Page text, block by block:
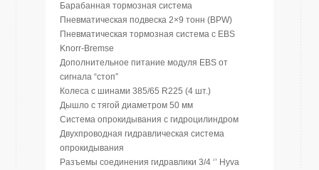
Барабанная тормозная система
Пневматическая подвеска 2×9 тонн (BPW)
Пневматическая тормозная система с EBS
Knorr-Bremse
Дополнительное питание модуля EBS от
сигнала “стоп”
Колеса с шинами 385/65 R225 (4 шт.)
Дышло с тягой диаметром 50 мм
Система опрокидывания с гидроцилиндром
Двухпроводная гидравлическая система
опрокидывания
Разъемы соединения гидравлики 3/4 ‘’ Hyva